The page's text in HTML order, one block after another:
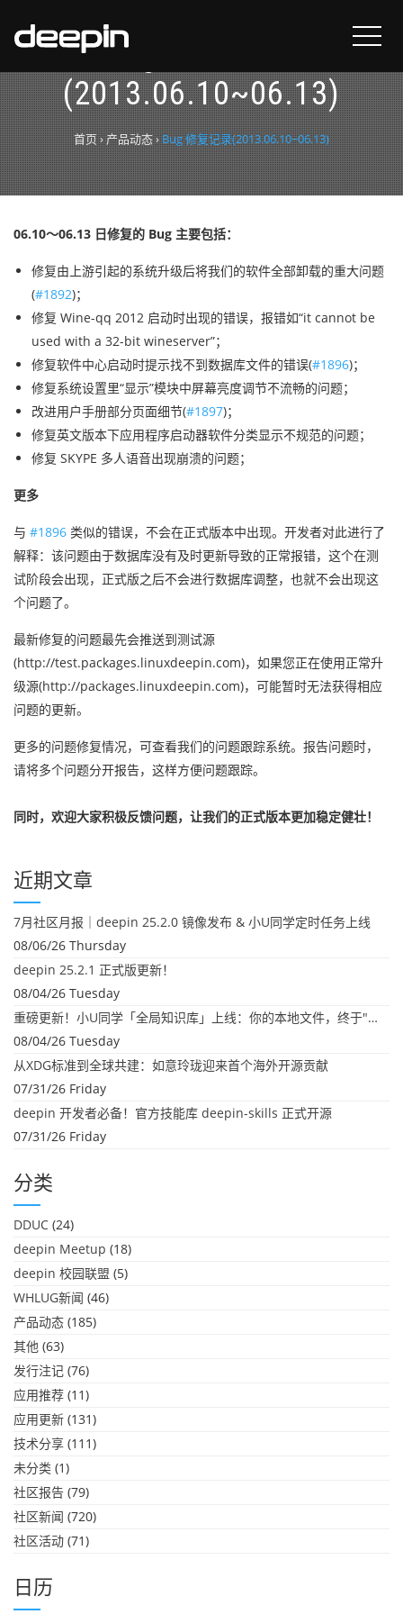
Bug 修复记录
(2013.06.10~06.13)
首页 ›产品动态›Bug 修复记录(2013.06.10~06.13)
06.10～06.13 日修复的 Bug 主要包括：
修复由上游引起的系统升级后将我们的软件全部卸载的重大问题
(#1892)；
修复 Wine-qq 2012 启动时出现的错误，报错如“it cannot be
used with a 32-bit wineserver”；
修复软件中心启动时提示找不到数据库文件的错误(#1896)；
修复系统设置里“显示”模块中屏幕亮度调节不流畅的问题；
改进用户手册部分页面细节(#1897)；
修复英文版本下应用程序启动器软件分类显示不规范的问题；
修复 SKYPE 多人语音出现崩溃的问题；
更多
与 #1896 类似的错误，不会在正式版本中出现。开发者对此进行了
解释：该问题由于数据库没有及时更新导致的正常报错，这个在测
试阶段会出现，正式版之后不会进行数据库调整，也就不会出现这
个问题了。
最新修复的问题最先会推送到测试源
(http://test.packages.linuxdeepin.com)，如果您正在使用正常升
级源(http://packages.linuxdeepin.com)，可能暂时无法获得相应
问题的更新。
更多的问题修复情况，可查看我们的问题跟踪系统。报告问题时，
请将多个问题分开报告，这样方便问题跟踪。
同时，欢迎大家积极反馈问题，让我们的正式版本更加稳定健壮！
近期文章
7月社区月报｜deepin 25.2.0 镜像发布 & 小U同学定时任务上线
08/06/26 Thursday
deepin 25.2.1 正式版更新！
08/04/26 Tuesday
重磅更新！小U同学「全局知识库」上线：你的本地文件，终于"活"起来了
08/04/26 Tuesday
从XDG标准到全球共建：如意玲珑迎来首个海外开源贡献
07/31/26 Friday
deepin 开发者必备！官方技能库 deepin-skills 正式开源
07/31/26 Friday
分类
DDUC (24)
deepin Meetup (18)
deepin 校园联盟 (5)
WHLUG新闻 (46)
产品动态 (185)
其他 (63)
发行注记 (76)
应用推荐 (11)
应用更新 (131)
技术分享 (111)
未分类 (1)
社区报告 (79)
社区新闻 (720)
社区活动 (71)
日历